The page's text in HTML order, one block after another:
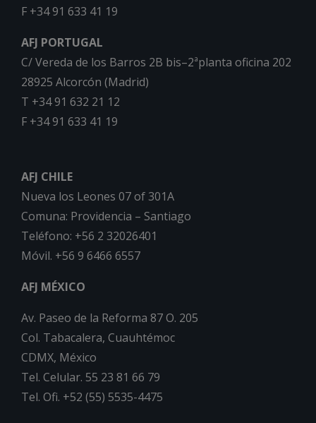
F +34 91 633 41 19
AFJ PORTUGAL
C/ Vereda de los Barros 2B bis–2ªplanta oficina 202
28925 Alcorcón (Madrid)
T +34 91 632 21 12
F +34 91 633 41 19
AFJ CHILE
Nueva los Leones 07 of 301A
Comuna: Providencia – Santiago
Teléfono: +56 2 32026401
Móvil. +56 9 6466 6557
AFJ MÉXICO
Av. Paseo de la Reforma 87 O. 205
Col. Tabacalera, Cuauhtémoc
CDMX, México
Tel. Celular. 55 23 81 66 79
Tel. Ofi. +52 (55) 5535-4475